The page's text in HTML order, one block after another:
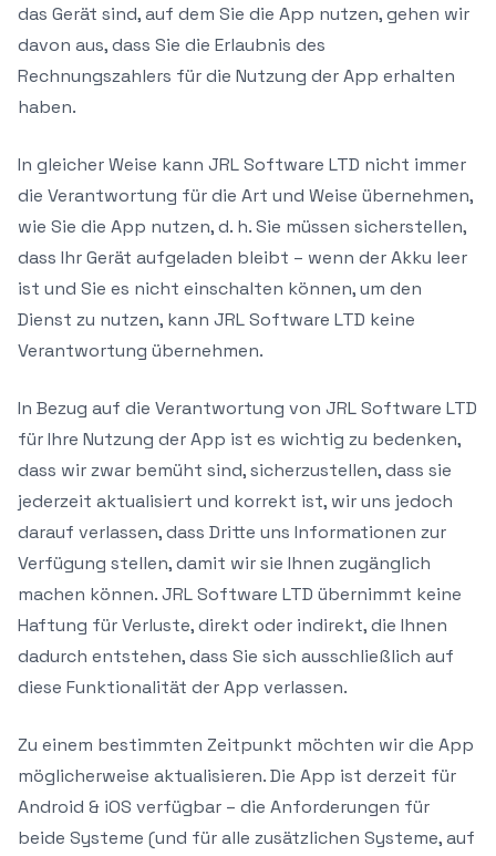
das Gerät sind, auf dem Sie die App nutzen, gehen wir
davon aus, dass Sie die Erlaubnis des
Rechnungszahlers für die Nutzung der App erhalten
haben.
In gleicher Weise kann JRL Software LTD nicht immer
die Verantwortung für die Art und Weise übernehmen,
wie Sie die App nutzen, d. h. Sie müssen sicherstellen,
dass Ihr Gerät aufgeladen bleibt – wenn der Akku leer
ist und Sie es nicht einschalten können, um den
Dienst zu nutzen, kann JRL Software LTD keine
Verantwortung übernehmen.
In Bezug auf die Verantwortung von JRL Software LTD
für Ihre Nutzung der App ist es wichtig zu bedenken,
dass wir zwar bemüht sind, sicherzustellen, dass sie
jederzeit aktualisiert und korrekt ist, wir uns jedoch
darauf verlassen, dass Dritte uns Informationen zur
Verfügung stellen, damit wir sie Ihnen zugänglich
machen können. JRL Software LTD übernimmt keine
Haftung für Verluste, direkt oder indirekt, die Ihnen
dadurch entstehen, dass Sie sich ausschließlich auf
diese Funktionalität der App verlassen.
Zu einem bestimmten Zeitpunkt möchten wir die App
möglicherweise aktualisieren. Die App ist derzeit für
Android & iOS verfügbar – die Anforderungen für
beide Systeme (und für alle zusätzlichen Systeme, auf